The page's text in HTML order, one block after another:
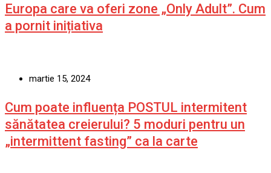
Europa care va oferi zone „Only Adult”. Cum
a pornit inițiativa
martie 15, 2024
Cum poate influența POSTUL intermitent
sănătatea creierului? 5 moduri pentru un
„intermittent fasting” ca la carte